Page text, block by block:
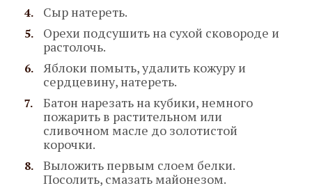
Сыр натереть.
Орехи подсушить на сухой сковороде и
растолочь.
Яблоки помыть, удалить кожуру и
сердцевину, натереть.
Батон нарезать на кубики, немного
пожарить в растительном или
сливочном масле до золотистой
корочки.
Выложить первым слоем белки.
Посолить, смазать майонезом.